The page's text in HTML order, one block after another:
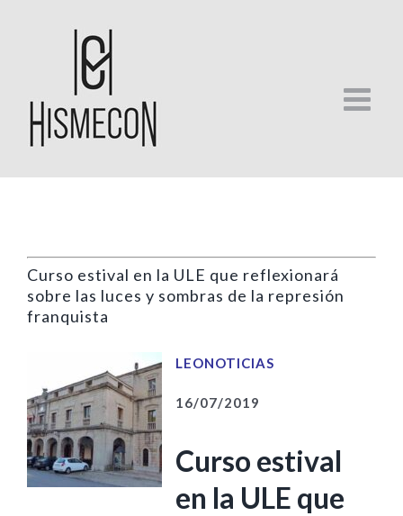
Curso estival en la ULE que reflexionará
sobre las luces y sombras de la represión
franquista
LEONOTICIAS
16/07/2019
Curso estival
en la ULE que